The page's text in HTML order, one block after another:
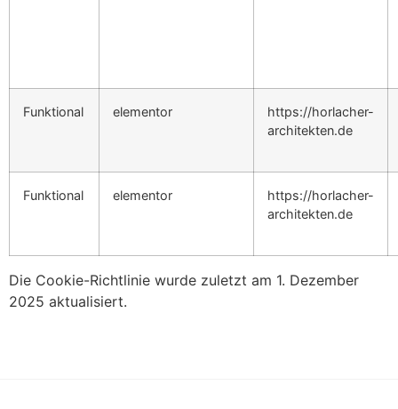
Funktional elementor
https://horlacher-
architekten.de
Funktional elementor
https://horlacher-
architekten.de
Die Cookie-Richtlinie wurde zuletzt am 1. Dezember
2025 aktualisiert.